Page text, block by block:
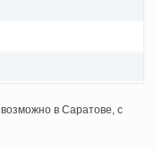
в Саратове, с